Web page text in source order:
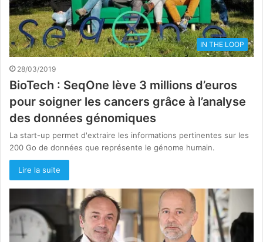
IN THE LOOP
28/03/2019
BioTech : SeqOne lève 3 millions d’euros
pour soigner les cancers grâce à l’analyse
des données génomiques
La start-up permet d'extraire les informations pertinentes sur les
200 Go de données que représente le génome humain.
Lire la suite